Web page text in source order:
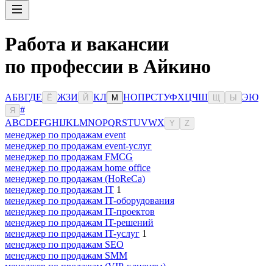
Работа и вакансии
по профессии в Айкино
АБВГДЕ Ё ЖЗИ Й КЛ М НОПРСТУФХЦЧШ Ы ЭЮ
Я
#
ABCDEFGHIJKLMNOPQRSTUVWX Y Z
менеджер по продажам event
менеджер по продажам event-услуг
менеджер по продажам FMCG
менеджер по продажам home office
менеджер по продажам (HoReCa)
менеджер по продажам IT 1
менеджер по продажам IT-оборудования
менеджер по продажам IT-проектов
менеджер по продажам IT-решений
менеджер по продажам IT-услуг 1
менеджер по продажам SEO
менеджер по продажам SMM